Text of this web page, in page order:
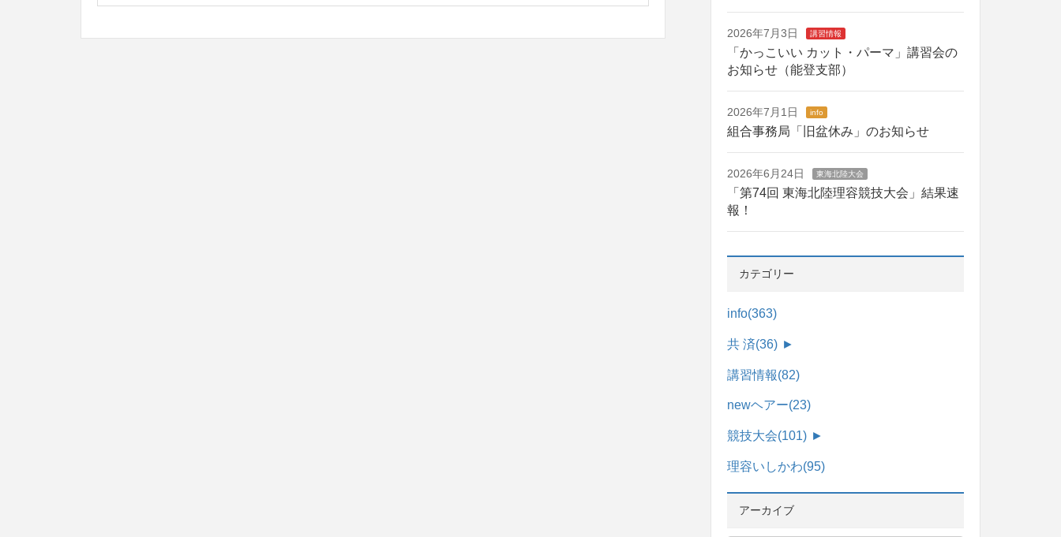
2026年7月3日 講習情報
「かっこいい カット・パーマ」講習会の
お知らせ（能登支部）
2026年7月1日 info
組合事務局「旧盆休み」のお知らせ
2026年6月24日 東海北陸大会
「第74回 東海北陸理容競技大会」結果速
報！
カテゴリー
info(363)
共 済(36) ►
講習情報(82)
newヘアー(23)
競技大会(101) ►
理容いしかわ(95)
アーカイブ